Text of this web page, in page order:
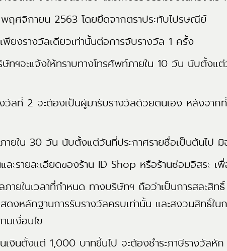
ฤศจิกายน 2563 โดยยึดจากตราประทับไปรษณีย์
ยงรางวัลเดียวเท่านั้นต่อการจับรางวัล 1 ครั้ง
ทฯจะแจ้งให้ทราบทางโทรศัพท์ภายใน 10 วัน นับตั้งแ
วัลที่ 2 จะต้องเป็นผู้มารับรางวัลด้วยตนเอง หลังจาก
ยใน 30 วัน นับตั้งแต่วันที่ประกาศรายชื่อเป็นต้นไป มิ
ะรายละเอียดของร้าน ID Shop หรือร้านซ่อมอิสระ เ
ายในเวลาที่กำหนด ทางบริษัทฯ ถือว่าเป็นการสละสิ
สดงหลักฐานการรับรางวัลครบเท่านั้น และสงวนสิทธิ์ใ
เงื่อนไข
เงินตั้งแต่ 1,000 บาทขี้นไป จะต้องชำระภาษีรางวัล